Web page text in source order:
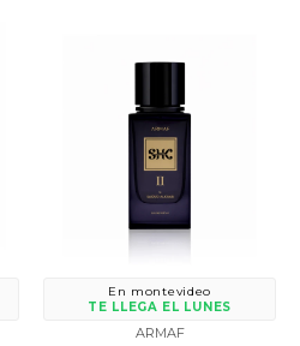
En montevideo
TE LLEGA EL LUNES
ARMAF